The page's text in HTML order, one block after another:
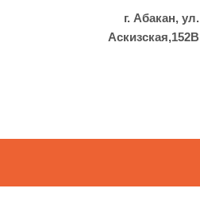
г. Абакан, ул.
Аскизская,152В